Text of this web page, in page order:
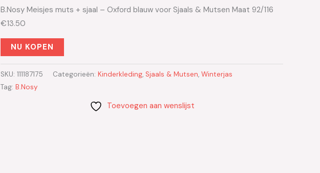
B.Nosy Meisjes muts + sjaal – Oxford blauw voor Sjaals & Mutsen Maat 92/116
€13.50
NU KOPEN
SKU: 111187175 Categorieën: Kinderkleding, Sjaals & Mutsen, Winterjas
Tag: B.Nosy
Toevoegen aan wenslijst